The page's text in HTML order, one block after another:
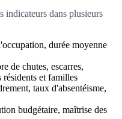
indicateurs dans plusieurs
durée moyenne
de chutes, escarres,
résidents et familles
taux d'absentéisme,
budgétaire, maîtrise des